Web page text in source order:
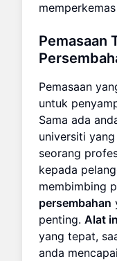
Pemasaan
Pemasaan
untuk
Sama ada
universiti
seorang
kepada
membimbing
persembahan
penting. Alat
yang tepat,
anda